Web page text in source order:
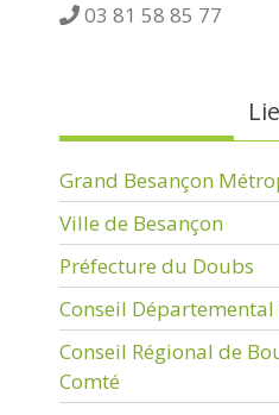
03 81 58 85 77
Grand Besançon
Ville de Besançon
Préfecture du Doubs
Conseil
Conseil Régional de
Comté